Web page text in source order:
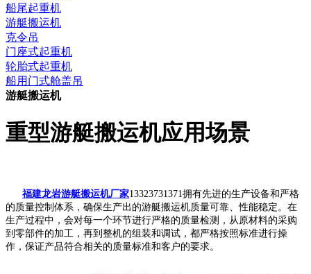
船尾起重机
游艇搬运机
克令吊
门座式起重机
轮胎式起重机
船用门式舱盖吊
游艇搬运机
重型游艇搬运机应用场景
福建龙岩游艇搬运机厂家13323731371拥有先进的生产设备和严格
的质量控制体系，确保生产出的游艇搬运机质量可靠、性能稳定。在
生产过程中，会对每一个环节进行严格的质量检测，从原材料的采购
到零部件的加工，再到整机的组装和调试，都严格按照标准进行操
作，保证产品符合相关的质量标准和客户的要求。